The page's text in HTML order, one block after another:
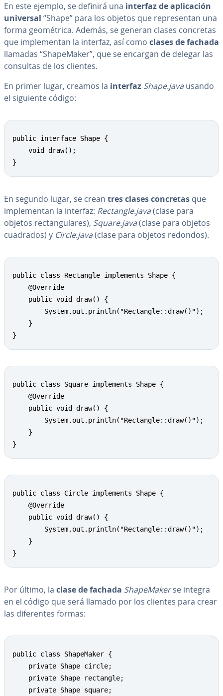
En este ejemplo, se definirá una interfaz de apli­ca­ción
universal “Shape” para los objetos que re­pre­se­n­tan una
forma geo­mé­tri­ca. Además, se generan clases concretas
que im­ple­me­n­tan la interfaz, así como clases de fachada
llamadas “Sha­pe­Ma­ker”, que se encargan de delegar las
consultas de los clientes.
En primer lugar, creamos la interfaz Shape.javausando
el siguiente código:
public interface Shape {
}
En segundo lugar, se crean tres clases concretas que
im­ple­me­n­tan la interfaz: Rectangle.java(clase para
objetos re­c­ta­n­gu­la­res), Square.java(clase para objetos
cuadrados) y Circle.java(clase para objetos redondos).
public class Rectangle implements Shape {
}
public class Square implements Shape {
}
public class Circle implements Shape {
}
Por último, la clase de fachada Sha­pe­Ma­kerse integra
en el código que será llamado por los clientes para crear
las di­fe­re­n­tes formas:
public class ShapeMaker {